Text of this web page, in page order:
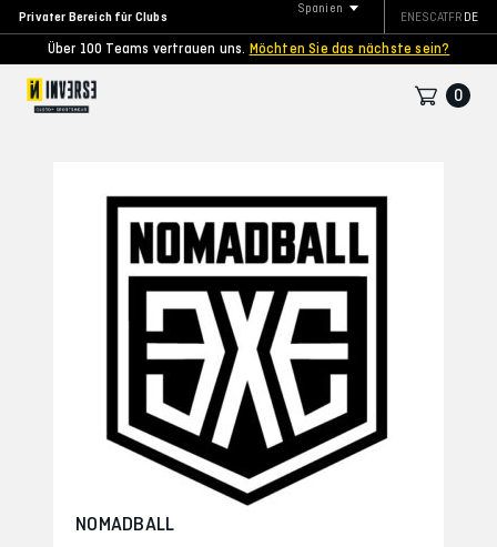
Privater Bereich für Clubs
Über 100 Teams vertrauen uns. Möchten Sie das nächste sein?
Spanien
ENESCATFR DE
0
NOMADBALL